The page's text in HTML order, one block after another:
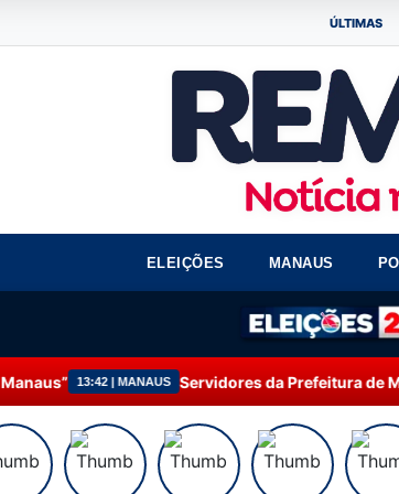
ÚLTIMAS
ELEIÇÕES MANAUS
Servidores da Prefeitura de Manaus participam do